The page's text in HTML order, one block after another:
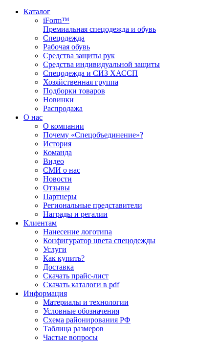
Каталог
iForm™
Премиальная спецодежда и обувь
Спецодежда
Рабочая обувь
Средства защиты рук
Средства индивидуальной защиты
Спецодежда и СИЗ ХАССП
Хозяйственная группа
Подборки товаров
Новинки
Распродажа
О нас
О компании
Почему «Спецобъединение»?
История
Команда
Видео
СМИ о нас
Новости
Отзывы
Партнеры
Региональные представители
Награды и регалии
Клиентам
Нанесение логотипа
Конфигуратор цвета спецодежды
Услуги
Как купить?
Доставка
Скачать прайс-лист
Скачать каталоги в pdf
Информация
Материалы и технологии
Условные обозначения
Схема районирования РФ
Таблица размеров
Частые вопросы